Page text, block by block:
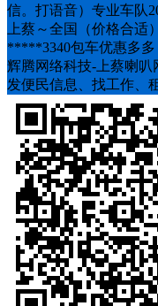
信。打语音）专业车队
上蔡～全国（价格合
*****3340包车优惠多多
辉腾网络科技-上蔡喇叭
发便民信息、找工作、